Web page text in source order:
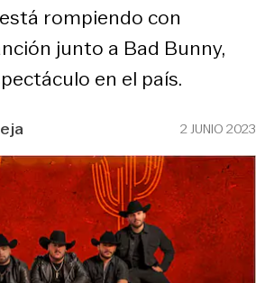
rompiendo con
junto a Bad Bunny,
en el país.
2 JUNIO 2023